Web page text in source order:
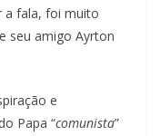
a fala, foi muito
seu amigo Ayrton
e
Papa “comunista”